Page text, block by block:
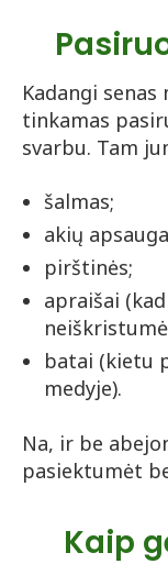
Kadangi
tinkamas
svarbu. Tam
šalmas;
akių
pirštinės;
apraišai
batai (kietu
medyje).
Na, ir be
pasiektumėt
Kaip